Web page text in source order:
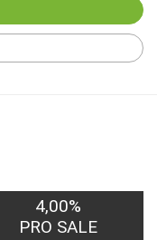
4,00%
PRO SALE